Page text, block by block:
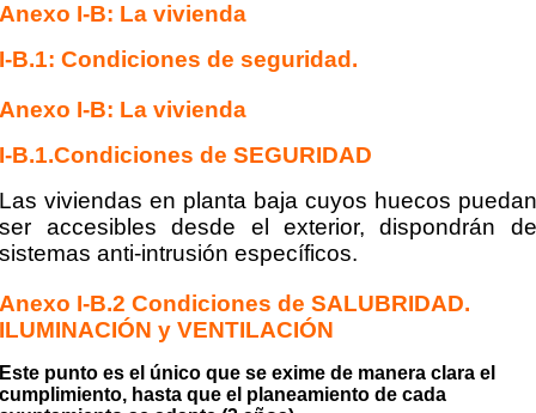
Anexo I-B: La vivienda
I-B.1: Condiciones de seguridad.
Anexo I-B: La vivienda
I-B.1.Condiciones de SEGURIDAD
Las viviendas en planta baja cuyos huecos puedan
ser accesibles desde el exterior, dispondrán de
sistemas anti-intrusión específicos.
Anexo I-B.2 Condiciones de SALUBRIDAD.
ILUMINACIÓN y VENTILACIÓN
Este punto es el único que se exime de manera clara el
cumplimiento, hasta que el planeamiento de cada